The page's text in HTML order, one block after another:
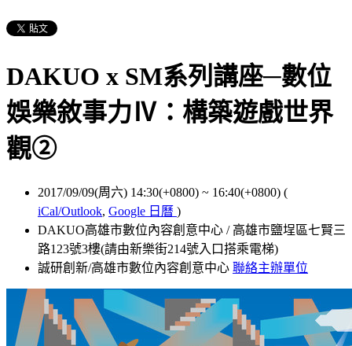
DAKUO x SM系列講座─數位
娛樂敘事力Ⅳ：構築遊戲世界
觀②
2017/09/09(周六) 14:30(+0800) ~ 16:40(+0800) (
iCal/Outlook, Google 日曆 )
DAKUO高雄市數位內容創意中心 / 高雄市鹽埕區七賢三
路123號3樓(請由新樂街214號入口搭乘電梯)
誠研創新/高雄市數位內容創意中心 聯絡主辦單位